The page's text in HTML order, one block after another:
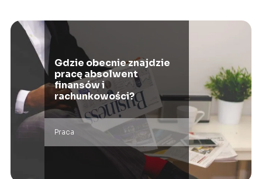
Gdzie obecnie znajdzie
pracę absolwent
finansów i
rachunkowości?
Praca